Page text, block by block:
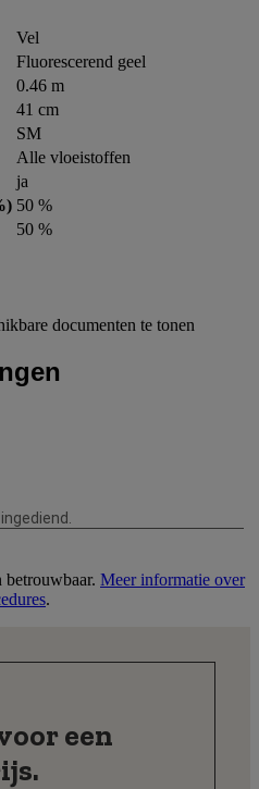
Vel
Fluorescerend geel
0.46 m
41 cm
SM
Alle vloeistoffen
ja
50 %
50 %
documenten te tonen
betrouwbaar. Meer informatie over
.
een